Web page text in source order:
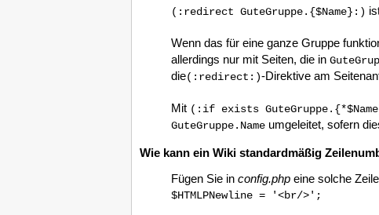
(:redirect GuteGruppe.{$Name}:)
Wenn das für eine ganze Gruppe
allerdings nur mit Seiten, die in
die(:redirect:)-Direktive am
Mit (:if exists
GuteGruppe.Name umgeleitet, sofern
Wie kann ein Wiki standardmäßig
Fügen Sie in config.php eine solche
$HTMLPNewline = '<br/>';